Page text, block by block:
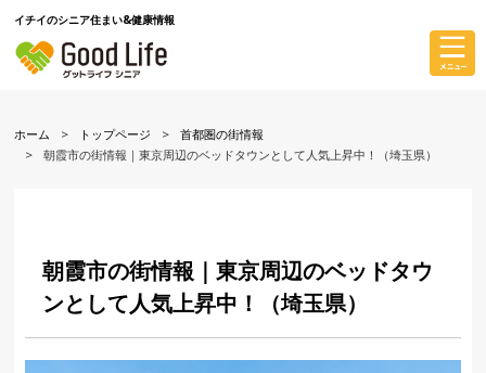
イチイのシニア住まい&健康情報
ホーム トップページ
首都圏の街情報
朝霞市の街情報｜東京周辺のベッドタウンとして人気上昇中！（埼玉県）
朝霞市の街情報｜東京周辺のベッドタウ
ンとして人気上昇中！（埼玉県）